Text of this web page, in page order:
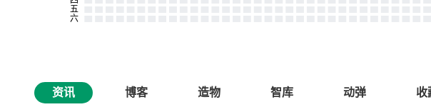
资讯 博客 造物 智库 动弹 收